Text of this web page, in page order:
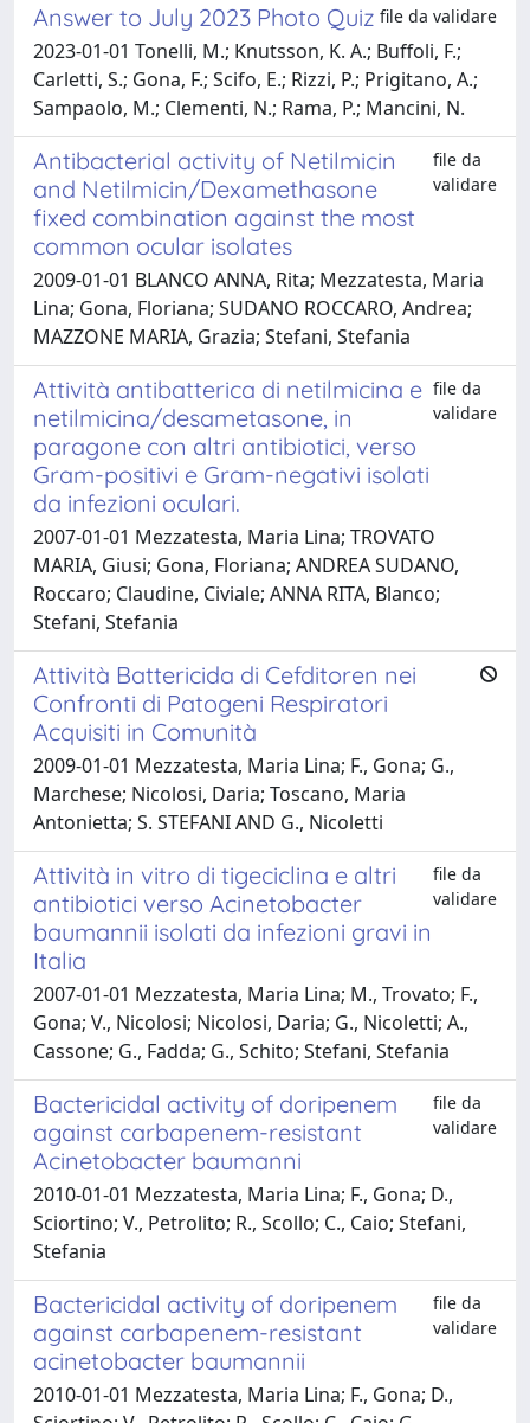
Answer to July 2023 Photo Quiz file da validare
2023-01-01 Tonelli, M.; Knutsson, K. A.; Buffoli, F.;
Carletti, S.; Gona, F.; Scifo, E.; Rizzi, P.; Prigitano, A.;
Sampaolo, M.; Clementi, N.; Rama, P.; Mancini, N.
Antibacterial activity of Netilmicin
and Netilmicin/Dexamethasone
fixed combination against the most
common ocular isolates
file da
validare
2009-01-01 BLANCO ANNA, Rita; Mezzatesta, Maria
Lina; Gona, Floriana; SUDANO ROCCARO, Andrea;
MAZZONE MARIA, Grazia; Stefani, Stefania
Attività antibatterica di netilmicina e
netilmicina/desametasone, in
paragone con altri antibiotici, verso
Gram-positivi e Gram-negativi isolati
da infezioni oculari.
file da
validare
2007-01-01 Mezzatesta, Maria Lina; TROVATO
MARIA, Giusi; Gona, Floriana; ANDREA SUDANO,
Roccaro; Claudine, Civiale; ANNA RITA, Blanco;
Stefani, Stefania
Attività Battericida di Cefditoren nei
Confronti di Patogeni Respiratori
Acquisiti in Comunità
2009-01-01 Mezzatesta, Maria Lina; F., Gona; G.,
Marchese; Nicolosi, Daria; Toscano, Maria
Antonietta; S. STEFANI AND G., Nicoletti
Attività in vitro di tigeciclina e altri
antibiotici verso Acinetobacter
baumannii isolati da infezioni gravi in
Italia
file da
validare
2007-01-01 Mezzatesta, Maria Lina; M., Trovato; F.,
Gona; V., Nicolosi; Nicolosi, Daria; G., Nicoletti; A.,
Cassone; G., Fadda; G., Schito; Stefani, Stefania
Bactericidal activity of doripenem
against carbapenem-resistant
Acinetobacter baumanni
file da
validare
2010-01-01 Mezzatesta, Maria Lina; F., Gona; D.,
Sciortino; V., Petrolito; R., Scollo; C., Caio; Stefani,
Stefania
Bactericidal activity of doripenem
against carbapenem-resistant
acinetobacter baumannii
file da
validare
2010-01-01 Mezzatesta, Maria Lina; F., Gona; D.,